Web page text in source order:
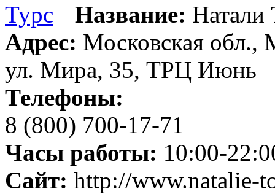
Название: Натали
Адрес: Московская
ул. Мира, 35, ТРЦ Июнь
Телефоны:
8 (800) 700-17-71
Часы работы: 10:00-
Сайт: http://www.natalie-